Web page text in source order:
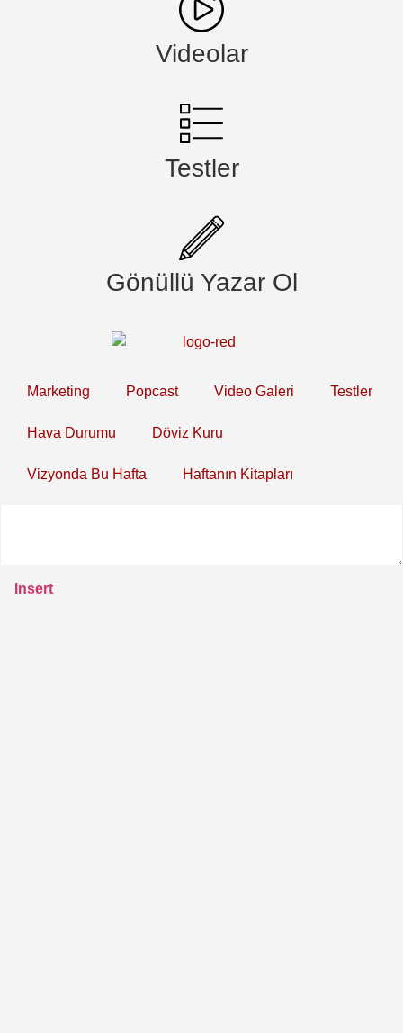
Videolar
Testler
Gönüllü Yazar Ol
Marketing Popcast Video Galeri Testler
Hava Durumu Döviz Kuru
Vizyonda Bu Hafta Haftanın Kitapları
Insert